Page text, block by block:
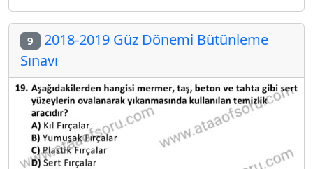
9 2018-2019 Güz Dönemi Bütünleme
Sınavı